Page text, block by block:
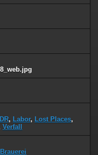
, Labor, Lost Places,
Verfall
Brauerei